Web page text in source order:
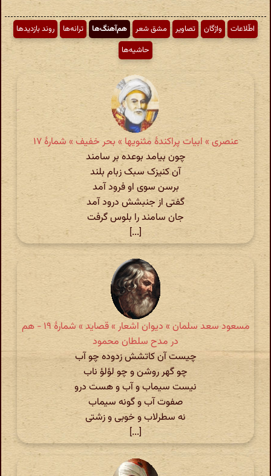
اطّلاعات واژگان تصاویر مشق شعر هم‌آهنگ‌ها ترانه‌ها
روند بازدیدها
حاشیه‌ها
عنصری » ابیات پراکندهٔ مثنویها » بحر خفیف » شمارهٔ ۱۷
چون بیامد بوعده بر سامند
آن کنیزک سبک زبام بلند
برسن سوی او فرود آمد
گفتی از جنبشش درود آمد
جان سامند را بلوس گرفت
[...]
مسعود سعد سلمان » دیوان اشعار » قصاید » شمارهٔ ۱۹ - هم
در مدح سلطان محمود
چیست آن کاتشش زدوده چو آب
چو گهر روشن و چو لؤلؤ ناب
نیست سیماب و آب و هست درو
صفوت آب و گونه سیماب
نه سطرلاب و خوبی و زشتی
[...]